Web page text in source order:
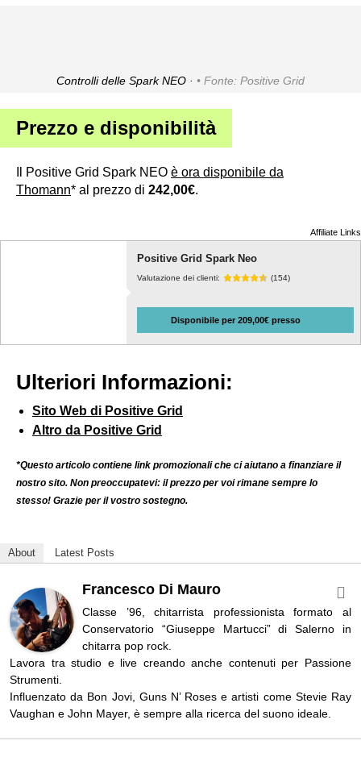
Controlli delle Spark NEO · Fonte: Positive Grid
Prezzo e disponibilità
Il Positive Grid Spark NEO è ora disponibile da
Thomann* al prezzo di 242,00€.
Affiliate Links
Positive Grid Spark Neo
Valutazione dei clienti: (154)
Disponibile per 209,00€ presso
Ulteriori Informazioni:
Sito Web di Positive Grid
Altro da Positive Grid
*Questo articolo contiene link promozionali che ci aiutano a finanziare il
nostro sito. Non preoccupatevi: il prezzo per voi rimane sempre lo
stesso! Grazie per il vostro sostegno.
About Latest Posts
Francesco Di Mauro
Classe ’96, chitarrista professionista formato al
Conservatorio “Giuseppe Martucci” di Salerno in
chitarra pop rock.
Lavora tra studio e live creando anche contenuti per Passione
Strumenti.
Influenzato da Bon Jovi, Guns N’ Roses e artisti come Stevie Ray
Vaughan e John Mayer, è sempre alla ricerca del suono ideale.